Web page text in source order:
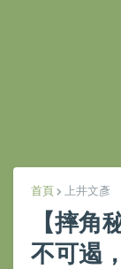
首頁 上井文彥
【 摔
不可遏